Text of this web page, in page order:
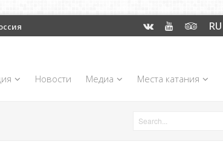
RU
Новости Медиа Места катания